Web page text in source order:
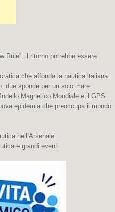
Rule”, il ritorno potrebbe essere
che affonda la nautica italiana
due sponde per un solo mare
Magnetico Mondiale e il GPS
epidemia che preoccupa il mondo
nell’Arsenale
e grandi eventi